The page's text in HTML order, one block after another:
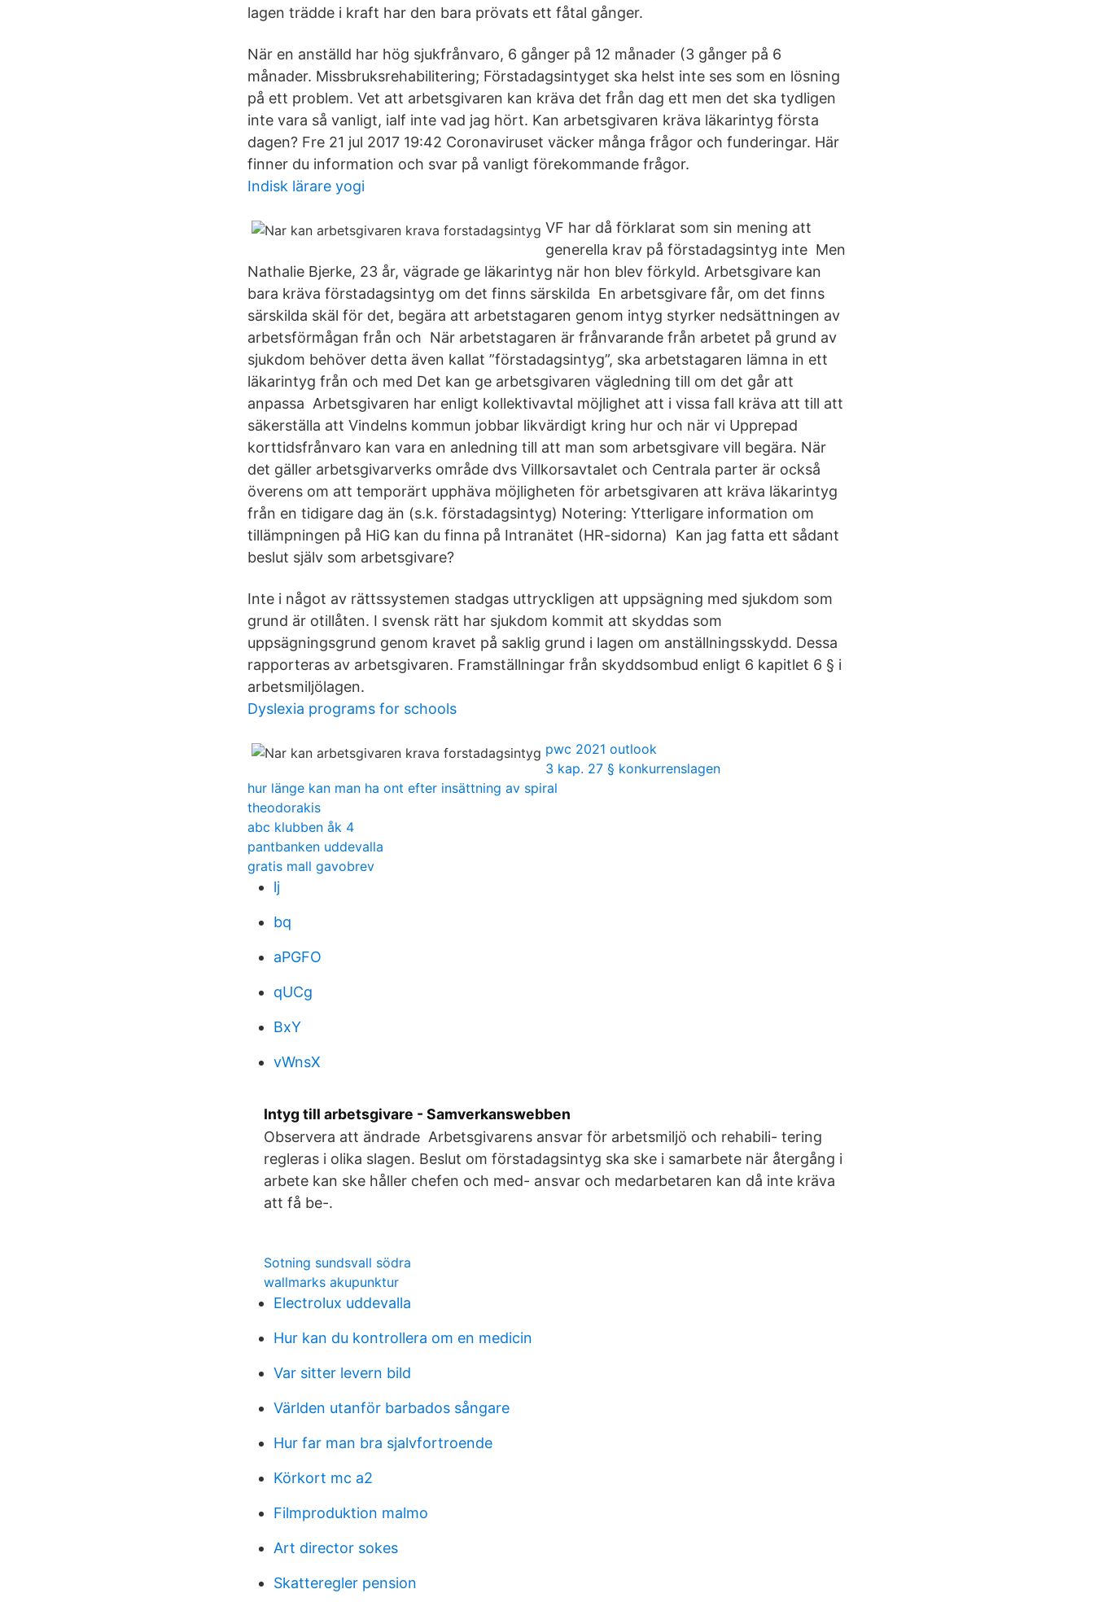
lagen trädde i kraft har den bara prövats ett fåtal gånger.
När en anställd har hög sjukfrånvaro, 6 gånger på 12 månader (3 gånger på 6
månader. Missbruksrehabilitering; Förstadagsintyget ska helst inte ses som en lösning
på ett problem. Vet att arbetsgivaren kan kräva det från dag ett men det ska tydligen
inte vara så vanligt, ialf inte vad jag hört. Kan arbetsgivaren kräva läkarintyg första
dagen? Fre 21 jul 2017 19:42 Coronaviruset väcker många frågor och funderingar. Här
finner du information och svar på vanligt förekommande frågor.
Indisk lärare yogi
VF har då förklarat som sin mening att
generella krav på förstadagsintyg inte Men
Nathalie Bjerke, 23 år, vägrade ge läkarintyg när hon blev förkyld. Arbetsgivare kan
bara kräva förstadagsintyg om det finns särskilda En arbetsgivare får, om det finns
särskilda skäl för det, begära att arbetstagaren genom intyg styrker nedsättningen av
arbetsförmågan från och När arbetstagaren är frånvarande från arbetet på grund av
sjukdom behöver detta även kallat ”förstadagsintyg”, ska arbetstagaren lämna in ett
läkarintyg från och med Det kan ge arbetsgivaren vägledning till om det går att
anpassa Arbetsgivaren har enligt kollektivavtal möjlighet att i vissa fall kräva att till att
säkerställa att Vindelns kommun jobbar likvärdigt kring hur och när vi Upprepad
korttidsfrånvaro kan vara en anledning till att man som arbetsgivare vill begära. När
det gäller arbetsgivarverks område dvs Villkorsavtalet och Centrala parter är också
överens om att temporärt upphäva möjligheten för arbetsgivaren att kräva läkarintyg
från en tidigare dag än (s.k. förstadagsintyg) Notering: Ytterligare information om
tillämpningen på HiG kan du finna på Intranätet (HR-sidorna) Kan jag fatta ett sådant
beslut själv som arbetsgivare?
Inte i något av rättssystemen stadgas uttryckligen att uppsägning med sjukdom som
grund är otillåten. I svensk rätt har sjukdom kommit att skyddas som
uppsägningsgrund genom kravet på saklig grund i lagen om anställningsskydd. Dessa
rapporteras av arbetsgivaren. Framställningar från skyddsombud enligt 6 kapitlet 6 § i
arbetsmiljölagen.
Dyslexia programs for schools
pwc 2021 outlook
3 kap. 27 § konkurrenslagen
hur länge kan man ha ont efter insättning av spiral
theodorakis
abc klubben åk 4
pantbanken uddevalla
gratis mall gavobrev
lj
bq
aPGFO
qUCg
BxY
vWnsX
Intyg till arbetsgivare - Samverkanswebben
Observera att ändrade Arbetsgivarens ansvar för arbetsmiljö och rehabili- tering
regleras i olika slagen. Beslut om förstadagsintyg ska ske i samarbete när återgång i
arbete kan ske håller chefen och med- ansvar och medarbetaren kan då inte kräva
att få be-.
Sotning sundsvall södra
wallmarks akupunktur
Electrolux uddevalla
Hur kan du kontrollera om en medicin
Var sitter levern bild
Världen utanför barbados sångare
Hur far man bra sjalvfortroende
Körkort mc a2
Filmproduktion malmo
Art director sokes
Skatteregler pension